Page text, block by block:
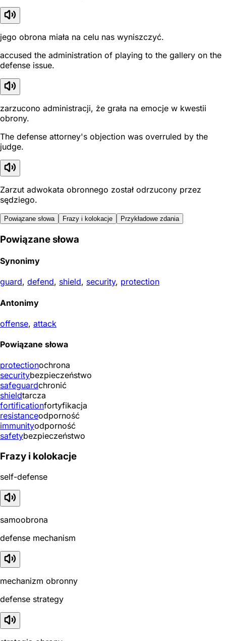
jego obrona miała na celu nas wyniszczyć.
accused the administration of playing to the gallery on the
defense issue.
zarzucono administracji, że grała na emocje w kwestii
obrony.
The defense attorney's objection was overruled by the
judge.
Zarzut adwokata obronnego został odrzucony przez
sędziego.
Powiązane słowa Frazy i kolokacje Przykładowe zdania
Powiązane słowa
Synonimy
guard, defend, shield, security, protection
Antonimy
offense, attack
Powiązane słowa
protectionochrona
securitybezpieczeństwo
safeguardchronić
shieldtarcza
fortificationfortyfikacja
resistanceodporność
immunityodporność
safetybezpieczeństwo
Frazy i kolokacje
self-defense
samoobrona
defense mechanism
mechanizm obronny
defense strategy